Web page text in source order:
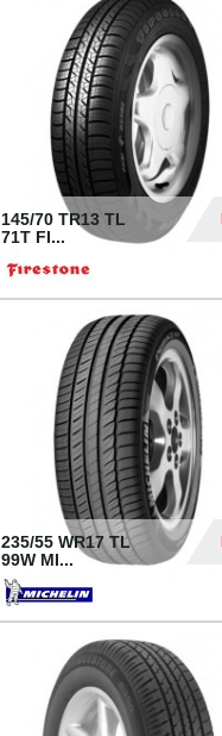
145/70 TR13 TL
71T FI...
235/55 WR17 TL
99W MI...